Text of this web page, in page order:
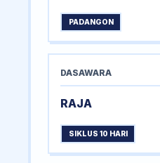
PADANGON
DASAWARA
RAJA
SIKLUS 10 HARI